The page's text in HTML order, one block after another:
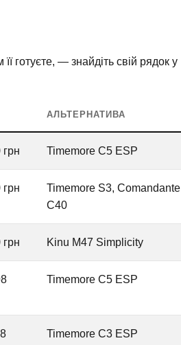
готуєте, — знайдіть свій рядок у
АЛЬТЕРНАТИВА
грн Timemore C5 ESP
грн
Timemore S3, Comandante
C40
грн Kinu M47 Simplicity
Timemore C5 ESP
Timemore C3 ESP